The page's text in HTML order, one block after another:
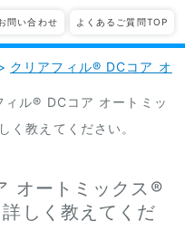
問い合わせ よくあるご質問TOP
クリアフィル® DCコア オ
ィル® DCコア オートミッ
く教えてください。
オートミックス®
しく教えてくだ